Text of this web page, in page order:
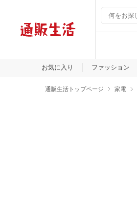
バ
ル
メ
お気に入り ファッション
通販生活トップページ 家電